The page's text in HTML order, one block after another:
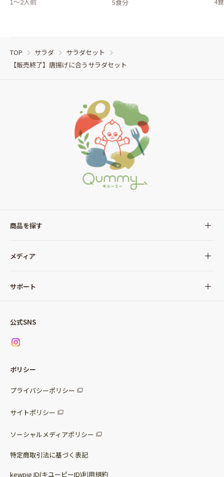
5食分
TOP サラダ
サラダセット
【販売終了】唐揚げに合うサラダセット
商品を探す
全ての商品
サラダ
パッケージサラダ
惣菜サラダ
調味料
ベビー・幼児食
メディア
Qummy(キユーミー)について
サポート
お問い合わせ
公式SNS
ポリシー
プライバシーポリシー
サイトポリシー
ソーシャルメディアポリシー
特定商取引法に基づく表記
kewpie ID(キユーピーID)利用規約